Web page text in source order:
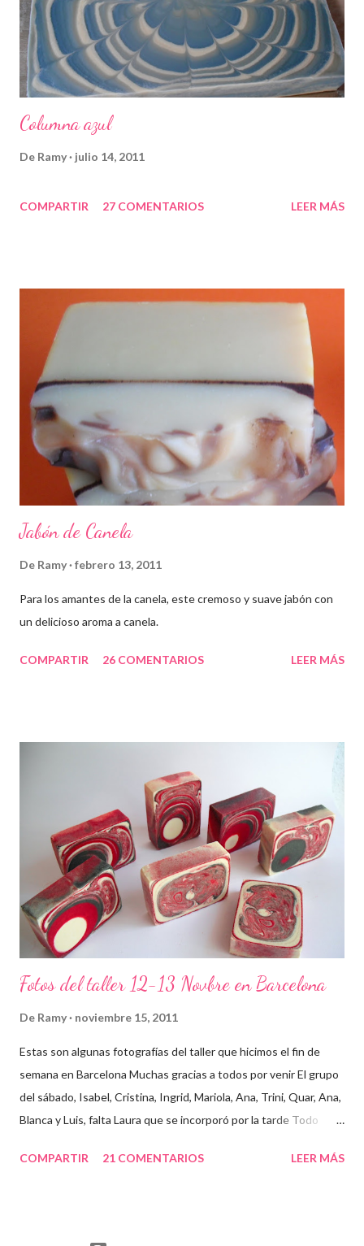
Columna azul
De Ramy julio 14, 2011
COMPARTIR 27 COMENTARIOS LEER MÁS
Jabón de Canela
De Ramy febrero 13, 2011
Para los amantes de la canela, este cremoso y suave jabón con
un delicioso aroma a canela.
COMPARTIR 26 COMENTARIOS LEER MÁS
Fotos del taller 12-13 Novbre en Barcelona
De Ramy noviembre 15, 2011
Estas son algunas fotografías del taller que hicimos el fin de
semana en Barcelona Muchas gracias a todos por venir El grupo
del sábado, Isabel, Cristina, Ingrid, Mariola, Ana, Trini, Quar, Ana,
Blanca y Luis, falta Laura que se incorporó por la tarde Todo
primero un poco de teórica para tener claro lo que tenemos que
COMPARTIR 21 COMENTARIOS LEER MÁS